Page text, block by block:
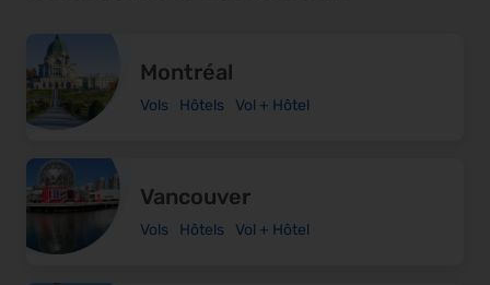
Montréal
Vols Hôtels Vol + Hôtel
Vancouver
Vols Hôtels Vol + Hôtel